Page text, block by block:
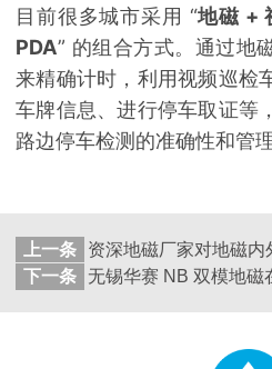
目前很多城市采用 “地磁 +
PDA” 的组合方式。通过地
来精确计时，利用视频巡检
车牌信息、进行停车取证等
路边停车检测的准确性和管理
上一条
下一条